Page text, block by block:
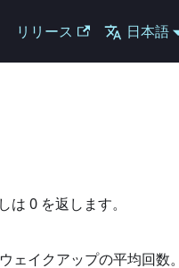
リリース 日本語
0 を返します。
ェイクアップの平均回数